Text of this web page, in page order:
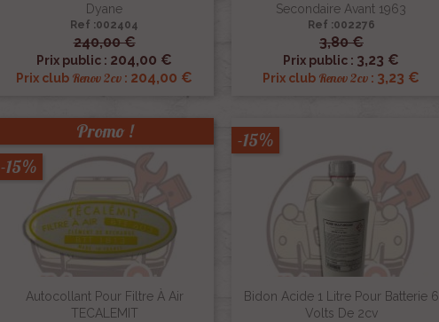
Dyane
Ref :002404
240,00 €
Prix public : 204,00 €
Prix club Renov 2cv : 204,00 €
 Aperçu rapide
Secondaire Avant 1963
Ref :002276
3,80 €
Prix public : 3,23 €
Prix club Renov 2cv : 3,23 €
 Aperçu rapide
Autocollant Pour Filtre À Air
TECALEMIT
Promo !
-15%
Bidon Acide 1 Litre Pour Batterie 6
Volts De 2cv
-15%